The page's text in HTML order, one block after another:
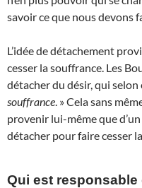
savoir ce que nous devons
L’idée de détachement
cesser la souffrance. Les
détacher du désir, qui selon
souffrance . » Cela sans
provenir lui-même que d’un
détacher pour faire cesser
Qui est